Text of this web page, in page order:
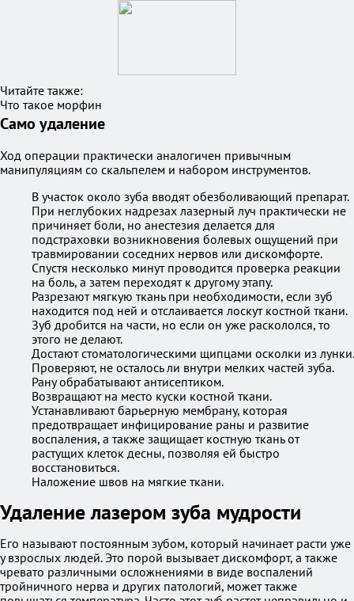
Читайте также:
Что такое морфин
Само удаление
Ход операции практически аналогичен привычным
манипуляциям со скальпелем и набором инструментов.
В участок около зуба вводят обезболивающий препарат.
При неглубоких надрезах лазерный луч практически не
причиняет боли, но анестезия делается для
подстраховки возникновения болевых ощущений при
травмировании соседних нервов или дискомфорте.
Спустя несколько минут проводится проверка реакции
на боль, а затем переходят к другому этапу.
Разрезают мягкую ткань при необходимости, если зуб
находится под ней и отслаивается лоскут костной ткани.
Зуб дробится на части, но если он уже раскололся, то
этого не делают.
Достают стоматологическими щипцами осколки из лунки.
Проверяют, не осталось ли внутри мелких частей зуба.
Рану обрабатывают антисептиком.
Возвращают на место куски костной ткани.
Устанавливают барьерную мембрану, которая
предотвращает инфицирование раны и развитие
воспаления, а также защищает костную ткань от
растущих клеток десны, позволяя ей быстро
восстановиться.
Наложение швов на мягкие ткани.
Удаление лазером зуба мудрости
Его называют постоянным зубом, который начинает расти уже
у взрослых людей. Это порой вызывает дискомфорт, а также
чревато различными осложнениями в виде воспалений
тройничного нерва и других патологий, может также